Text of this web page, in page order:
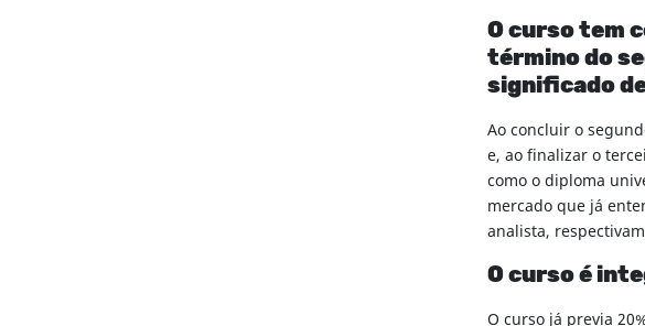
O curso tem
término do
significado
Ao concluir o
e, ao finalizar o
como o diploma
mercado que já
analista,
O curso é
O curso já previa